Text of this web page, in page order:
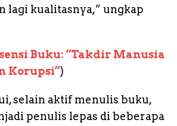
lagi kualitasnya,” ungkap
Buku: “Takdir Manusia
Korupsi”)
selain aktif menulis buku,
penulis lepas di beberapa